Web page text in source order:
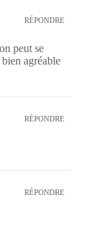
RÉPONDRE
peut se
agréable
RÉPONDRE
RÉPONDRE